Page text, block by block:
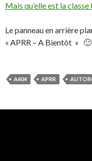
Mais qu’elle est la
Le panneau en arrière
« APRR – A Bientôt » 🙂
A404 APRR